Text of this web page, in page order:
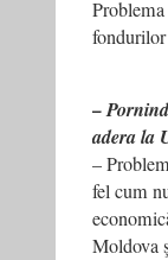
–
adera la
–
fel cum
Moldova